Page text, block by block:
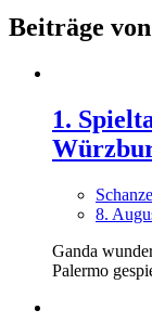
Beiträge
1.
8.
Ganda
Palermo